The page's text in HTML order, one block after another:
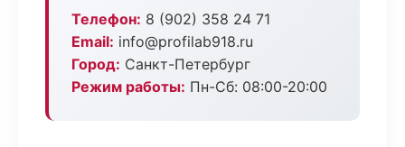
Телефон: 8 (902) 358 24 71
Email: info@profilab918.ru
Город: Санкт-Петербург
Режим работы: Пн-Сб: 08:00-20:00